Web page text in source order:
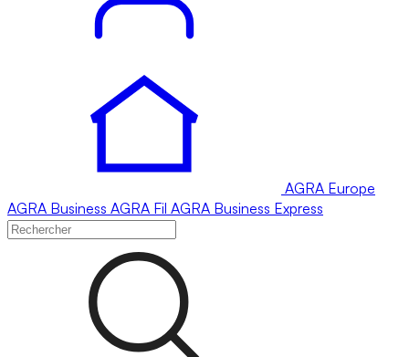
AGRA Europe
AGRA Business AGRA Fil AGRA Business Express